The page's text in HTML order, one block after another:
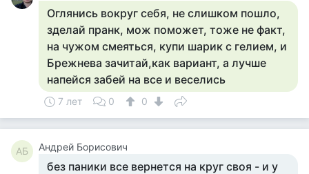
Оглянись вокруг себя, не слишком пошло,
зделай пранк, мож поможет, тоже не факт,
на чужом смеяться, купи шарик с гелием, и
Брежнева зачитай,как вариант, а лучше
напейся забей на все и веселись
7 лет 0 0
АБ Андрей Борисович
без паники все вернется на круг своя - и у